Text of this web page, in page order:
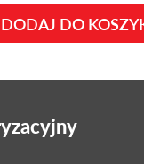
DODAJ DO